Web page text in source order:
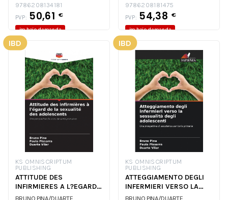
BIANCA TESHIMA DE
ALENCAR/CARLA PINA/ROB
BIANCA TESHIMA DE
ALENCAR/CARLA PINA/ROB
9786208134181
PVP: 50,61 €
im.bajo demanda
PINA/DUARTE VILAR/PAULA
PISSARRA BRUNO PINA/DUARTE
VILAR/PAULA PISSARRA
9786208181475
PVP: 54,38 €
im.bajo demanda
IBD
KS OMNISCRIPTUM
PUBLISHING
ATTITUDE DES
INFIRMIERES A L?EGARD
DE LA SEXUALITE DES
BRUNO PINA/DUARTE
IBD
KS OMNISCRIPTUM
PUBLISHING
ATTEGGIAMENTO DEGLI
INFERMIERI VERSO LA
SESSUALITA DEGLI ADO
BRUNO PINA/DUARTE